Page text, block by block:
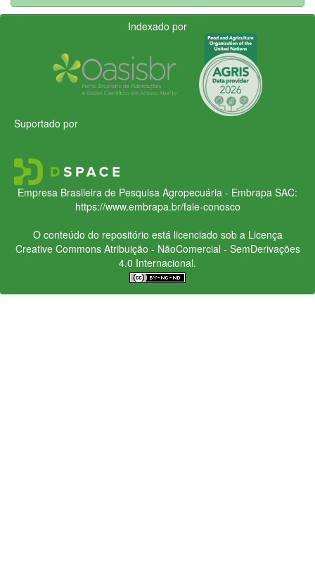
Indexado por
Suportado por
Empresa Brasileira de Pesquisa Agropecuária - Embrapa SAC:
https://www.embrapa.br/fale-conosco
O conteúdo do repositório está licenciado sob a Licença
Creative CommonsAtribuição - NãoComercial - SemDerivações
4.0 Internacional.